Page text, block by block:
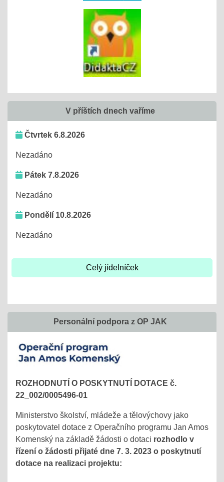
V příštích dnech vaříme
Čtvrtek 6.8.2026
Nezadáno
Pátek 7.8.2026
Nezadáno
Pondělí 10.8.2026
Nezadáno
Celý jídelníček
Personální podpora z OP JAK
ROZHODNUTÍ O POSKYTNUTÍ DOTACE č.
22_002/0005496-01
Ministerstvo školství, mládeže a tělovýchovy jako
poskytovatel dotace z Operačního programu Jan Amos
Komenský na základě žádosti o dotaci rozhodlo v
řízení o žádosti přijaté dne 7. 3. 2023 o poskytnutí
dotace na realizaci projektu: